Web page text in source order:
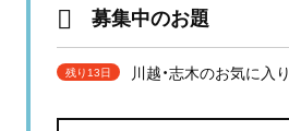
募集中のお題
残り13日 川越・志木のお気に入り